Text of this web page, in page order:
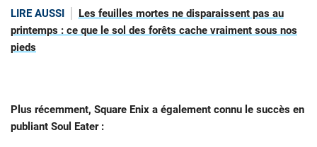
LIRE AUSSI
Les feuilles mortes ne disparaissent pas au
printemps : ce que le sol des forêts cache vraiment sous nos
pieds
Plus récemment, Square Enix a également connu le succès en
publiant Soul Eater :